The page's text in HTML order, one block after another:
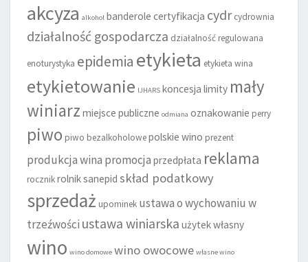
akcyza alkohol banderole certyfikacja cydr cydrownia
działalność gospodarcza działalność regulowana
enoturystyka epidemia etykieta etykieta wina
etykietowanie IJHARS koncesja limity mały
winiarz miejsce publiczne odmiana oznakowanie perry
piwo piwo bezalkoholowepolskie wino prezent
produkcja wina promocja przedpłata reklama
rocznikrolniksanepid skład podatkowy
sprzedaż upominek ustawa o wychowaniu w
trzeźwości ustawa winiarska użytek własny
wino wino domowe wino owocowe własne wino